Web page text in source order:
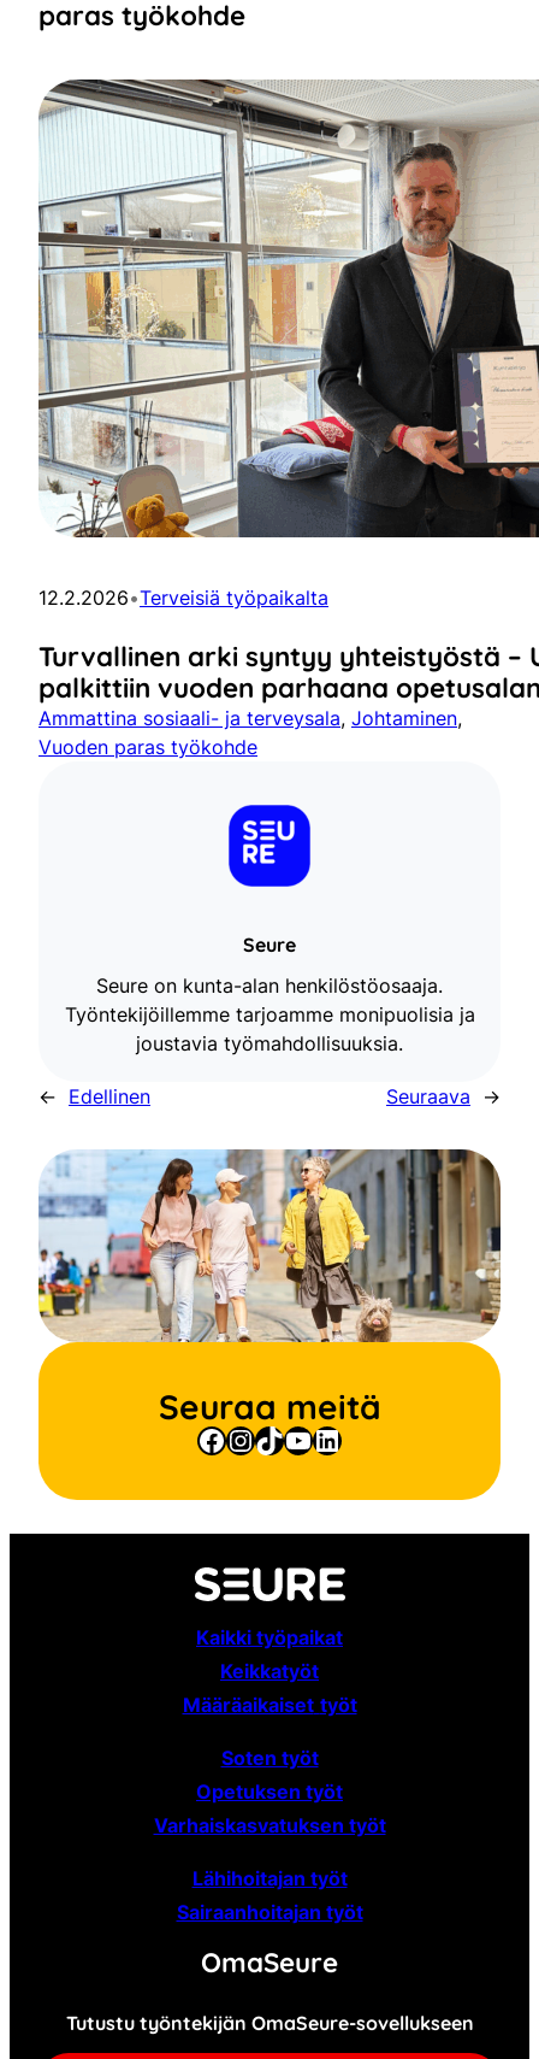
paras työkohde
12.2.2026•Terveisiä työpaikalta
Turvallinen arki syntyy yhteistyöstä –
palkittiin vuoden parhaana
Ammattina sosiaali- ja terveysala, Johtaminen
Vuoden paras työkohde
Seure
Seure on kunta-alan henkilöstöosaaja.
Työntekijöillemme tarjoamme monipuolisia ja
joustavia työmahdollisuuksia.
← Edellinen Seuraava →
Seuraa meitä
Facebook
Instagram
TikTok
YouTube
LinkedIn
Kaikki työpaikat
Keikkatyöt
Määräaikaiset työt
Soten työt
Opetuksen työt
Varhaiskasvatuksen työt
Lähihoitajan työt
Sairaanhoitajan työt
OmaSeure
Tutustu työntekijän OmaSeure-sovellukseen